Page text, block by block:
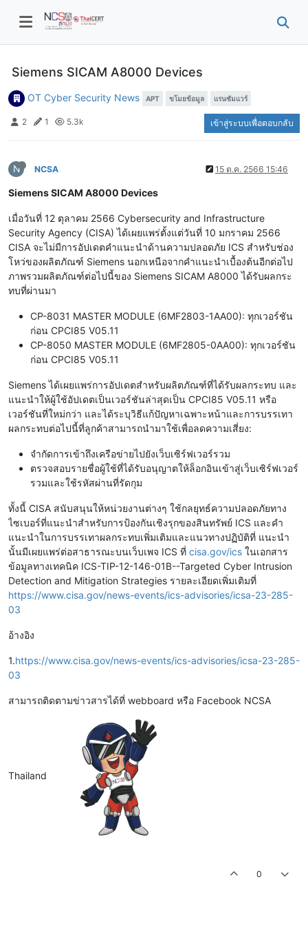
Siemens SICAM A8000 Devices
OT Cyber Security News APT ขโมยข้อมูล แรนซัมแวร์
2 1 5.3k เข้าสู่ระบบเพื่อตอบกลับ
N NCSA 15 ต.ค. 2566 15:46
Siemens SICAM A8000 Devices
เมื่อวันที่ 12 ตุลาคม 2566 Cybersecurity and Infrastructure
Security Agency (CISA) ได้เผยแพร่ตั้งแต่วันที่ 10 มกราคม 2566
CISA จะไม่มีการอัปเดตคำแนะนำด้านความปลอดภัย ICS สำหรับช่อง
โหว่ของผลิตภัณฑ์ Siemens นอกเหนือจากคำแนะนำเบื้องต้นอีกต่อไป
ภาพรวมผลิตภัณฑ์ต่อไปนี้ของ Siemens SICAM A8000 ได้รับผลกระ
ทบที่ผ่านมา
CP-8031 MASTER MODULE (6MF2803-1AA00): ทุกเวอร์ชัน
ก่อน CPCI85 V05.11
CP-8050 MASTER MODULE (6MF2805-0AA00): ทุกเวอร์ชัน
ก่อน CPCI85 V05.11
Siemens ได้เผยแพร่การอัปเดตสำหรับผลิตภัณฑ์ที่ได้รับผลกระทบ และ
แนะนำให้ผู้ใช้อัปเดตเป็นเวอร์ชันล่าสุดเป็น CPCI85 V05.11 หรือ
เวอร์ชันที่ใหม่กว่า และได้ระบุวิธีแก้ปัญหาเฉพาะหน้าและการบรรเทา
ผลกระทบต่อไปนี้ที่ลูกค้าสามารถนำมาใช้เพื่อลดความเสี่ยง:
จำกัดการเข้าถึงเครือข่ายไปยังเว็บเซิร์ฟเวอร์รวม
ตรวจสอบรายชื่อผู้ใช้ที่ได้รับอนุญาตให้ล็อกอินเข้าสู่เว็บเซิร์ฟเวอร์
รวมและใช้รหัสผ่านที่รัดกุม
ทั้งนี้ CISA สนับสนุนให้หน่วยงานต่างๆ ใช้กลยุทธ์ความปลอดภัยทาง
ไซเบอร์ที่แนะนำสำหรับการป้องกันเชิงรุกของสินทรัพย์ ICS และคำ
แนะนำในการบรรเทาผลกระทบเพิ่มเติมและแนวทางปฏิบัติที่ แนะนำ
นั้นมีเผยแพร่ต่อสาธารณะบนเว็บเพจ ICS ที่ cisa.gov/ics ในเอกสาร
ข้อมูลทางเทคนิค ICS-TIP-12-146-01B--Targeted Cyber ​​Intrusion
Detection and Mitigation Strategies รายละเอียดเพิ่มเติมที่
https://www.cisa.gov/news-events/ics-advisories/icsa-23-285-
03
อ้างอิง
1.https://www.cisa.gov/news-events/ics-advisories/icsa-23-285-
03
สามารถติดตามข่าวสารได้ที่ webboard หรือ Facebook NCSA
Thailand
0